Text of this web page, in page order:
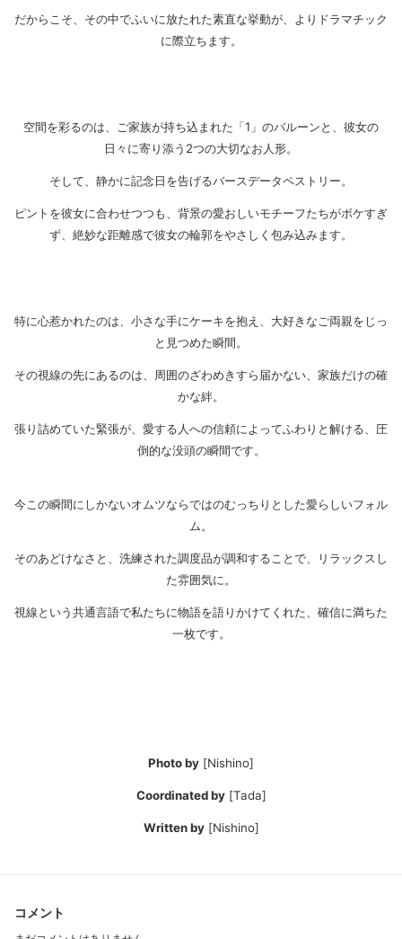
だからこそ、その中でふいに放たれた素直な挙動が、よりドラマチック
に際立ちます。
空間を彩るのは、ご家族が持ち込まれた「1」のバルーンと、彼女の
日々に寄り添う2つの大切なお人形。
そして、静かに記念日を告げるバースデータペストリー。
ピントを彼女に合わせつつも、背景の愛おしいモチーフたちがボケすぎ
ず、絶妙な距離感で彼女の輪郭をやさしく包み込みます。
特に心惹かれたのは、小さな手にケーキを抱え、大好きなご両親をじっ
と見つめた瞬間。
その視線の先にあるのは、周囲のざわめきすら届かない、家族だけの確
かな絆。
張り詰めていた緊張が、愛する人への信頼によってふわりと解ける、圧
倒的な没頭の瞬間です。
今この瞬間にしかないオムツならではのむっちりとした愛らしいフォル
ム。
そのあどけなさと、洗練された調度品が調和することで、リラックスし
た雰囲気に。
視線という共通言語で私たちに物語を語りかけてくれた、確信に満ちた
一枚です。
Photo by [Nishino]
Coordinated by[Tada]
Written by[Nishino]
コメント